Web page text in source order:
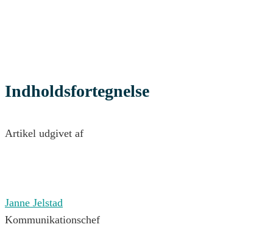
Indholdsfortegnelse
Artikel udgivet af
Janne Jelstad
Kommunikationschef